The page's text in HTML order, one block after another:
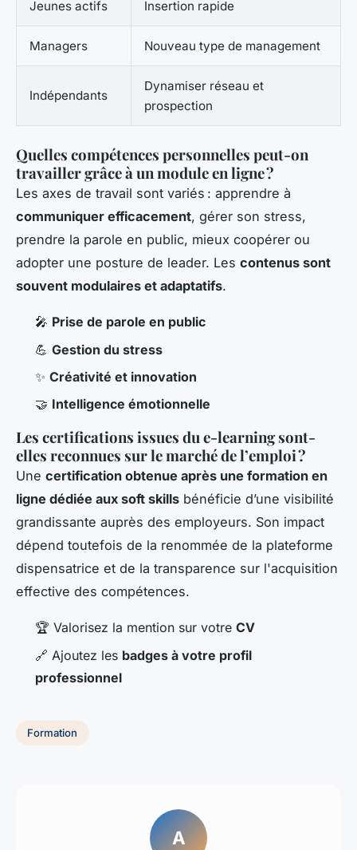
Jeunes actifs Insertion rapide
Managers Nouveau type de management
Indépendants
Dynamiser réseau et
prospection
Quelles compétences personnelles peut-on
travailler grâce à un module en ligne ?
Les axes de travail sont variés : apprendre à
communiquer efficacement, gérer son stress,
prendre la parole en public, mieux coopérer ou
adopter une posture de leader. Les contenus sont
souvent modulaires et adaptatifs.
🎤 Prise de parole en public
💪 Gestion du stress
✨ Créativité et innovation
🤝 Intelligence émotionnelle
Les certifications issues du e-learning sont-
elles reconnues sur le marché de l’emploi ?
Une certification obtenue après une formation en
ligne dédiée aux soft skills bénéficie d’une visibilité
grandissante auprès des employeurs. Son impact
dépend toutefois de la renommée de la plateforme
dispensatrice et de la transparence sur l'acquisition
effective des compétences.
🏆 Valorisez la mention sur votre CV
🔗 Ajoutez les badges à votre profil
professionnel
Formation
A